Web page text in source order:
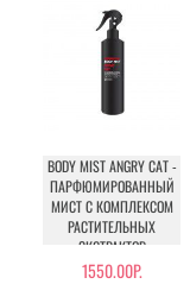
BODY MIST ANGRY CAT -
ПАРФЮМИРОВАННЫЙ
МИСТ С КОМПЛЕКСОМ
РАСТИТЕЛЬНЫХ
ЭКСТРАКТОВ
1550.00Р.